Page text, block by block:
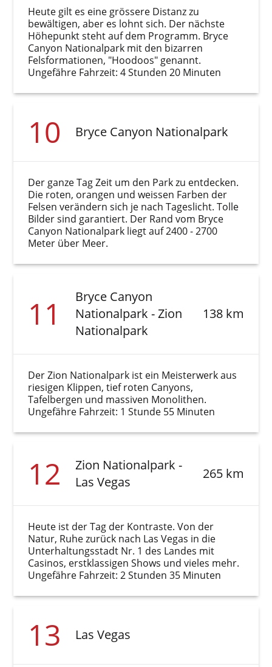
Heute gilt es eine grössere Distanz zu
bewältigen, aber es lohnt sich. Der nächste
Höhepunkt steht auf dem Programm. Bryce
Canyon Nationalpark mit den bizarren
Felsformationen, "Hoodoos" genannt.
Ungefähre Fahrzeit: 4 Stunden 20 Minuten
10 Bryce Canyon Nationalpark
Der ganze Tag Zeit um den Park zu entdecken.
Die roten, orangen und weissen Farben der
Felsen verändern sich je nach Tageslicht. Tolle
Bilder sind garantiert. Der Rand vom Bryce
Canyon Nationalpark liegt auf 2400 - 2700
Meter über Meer.
11
Bryce Canyon
Nationalpark - Zion
Nationalpark
138 km
Der Zion Nationalpark ist ein Meisterwerk aus
riesigen Klippen, tief roten Canyons,
Tafelbergen und massiven Monolithen.
Ungefähre Fahrzeit: 1 Stunde 55 Minuten
12
Zion Nationalpark -
Las Vegas
265 km
Heute ist der Tag der Kontraste. Von der
Natur, Ruhe zurück nach Las Vegas in die
Unterhaltungsstadt Nr. 1 des Landes mit
Casinos, erstklassigen Shows und vieles mehr.
Ungefähre Fahrzeit: 2 Stunden 35 Minuten
13 Las Vegas